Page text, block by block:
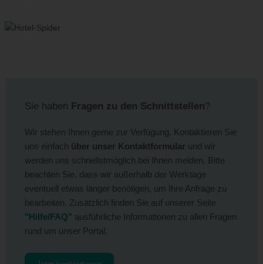
Sie haben Fragen zu den Schnittstellen?
Wir stehen Ihnen gerne zur Verfügung. Kontaktieren Sie
uns einfach über unser Kontaktformular und wir
werden uns schnellstmöglich bei Ihnen melden. Bitte
beachten Sie, dass wir außerhalb der Werktage
eventuell etwas länger benötigen, um Ihre Anfrage zu
bearbeiten. Zusätzlich finden Sie auf unserer Seite
"Hilfe/FAQ" ausführliche Informationen zu allen Fragen
rund um unser Portal.